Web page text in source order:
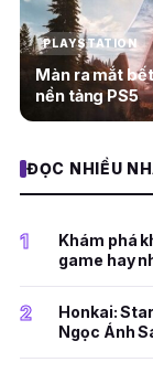
PLAYSTATION
Màn ra mắt
nền tảng PS5
ĐỌC NHIỀU
1
Khám phá
game hay
2
Honkai:
Ngọc Ánh